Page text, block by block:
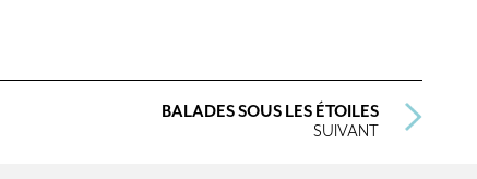
BALADES SOUS LES ÉTOILES
SUIVANT